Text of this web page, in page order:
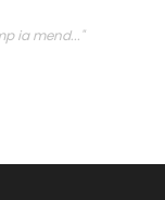
ia mend..."